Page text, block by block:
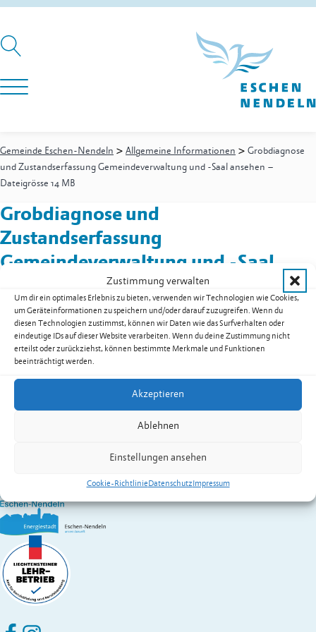
Zustimmung verwalten
Um dir ein optimales Erlebnis zu bieten, verwenden wir Technologien wie Cookies,
um Geräteinformationen zu speichern und/oder darauf zuzugreifen. Wenn du
diesen Technologien zustimmst, können wir Daten wie das Surfverhalten oder
eindeutige IDs auf dieser Website verarbeiten. Wenn du deine Zustimmung nicht
erteilst oder zurückziehst, können bestimmte Merkmale und Funktionen
beeinträchtigt werden.
Akzeptieren
Ablehnen
Einstellungen ansehen
Cookie-RichtlinieDatenschutzImpressum
Gemeinde Eschen-Nendeln > Allgemeine Informationen > Grobdiagnose
und Zustandserfassung Gemeindeverwaltung und -Saal ansehen –
Dateigrösse 14 MB
Grobdiagnose und
Zustandserfassung
Gemeindeverwaltung und -Saal
ansehen – Dateigrösse 14 MB
Grobdiagnose und Zustandserfassung Gemeindeverwaltung und
-Saal ansehen – Dateigrösse 14 MB als PDF herunterladen
Zur Übersicht der Downloads
St. Martins-Ring 2, 9492 Eschen
+423 377 50 10, verwaltung@eschen.li